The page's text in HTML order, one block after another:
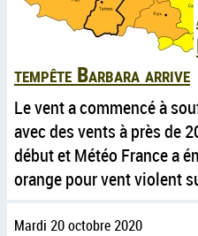
tempête Barbara arrive
Le vent a commencé à
avec des vents à près de
début et Météo France a
orange pour vent violent
Mardi 20 octobre 2020